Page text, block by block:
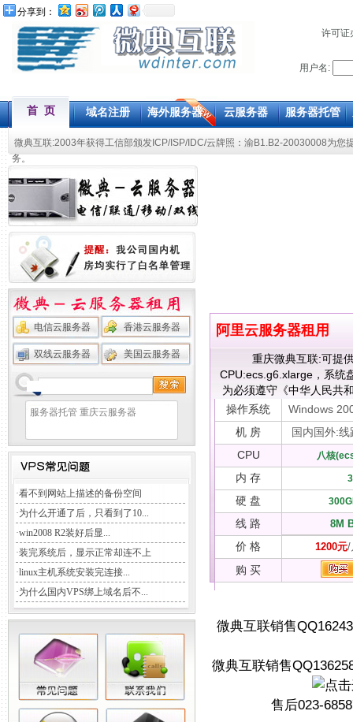
分享到：
许可证
用户名:
首 页 域名注册 海外服务器 云服务器 服务器托管
微典互联:2003年获得工信部颁发ICP/ISP/IDC/云牌照：渝B1.B2-20030008为您
务。
电信云服务器 香港云服务器
双线云服务器 美国云服务器
服务器托管 重庆云服务器
·看不到网站上描述的备份空间
·为什么开通了后，只看到了10...
·win2008 R2装好后显...
·装完系统后，显示正常却连不上
·linux主机系统安装完连接...
·为什么国内VPS绑上域名后不...
阿里云服务器租用
重庆微典互联:可提
CPU:ecs.g6.xlarge，系统
为必须遵守《中华人民共
操作系统
Windows
机 房
国内国外:线
CPU
八核
内 存
硬 盘
线 路 8M
价 格 1200元/
购 买
微典互联销售
微典互联销售
售后023-